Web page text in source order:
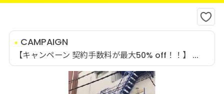
CAMPAIGN
【キャンペーン 契約手数料が最大50% off！！】 ...